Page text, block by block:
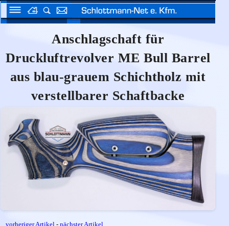
Anschlagschaft für
Druckluftrevolver ME Bull Barrel
aus blau-grauem Schichtholz mit
verstellbarer Schaftbacke
vorheriger Artikel - nächster Artikel